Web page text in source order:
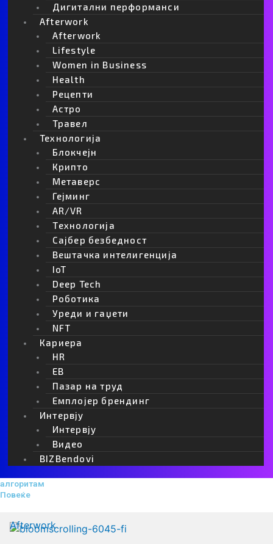
Дигитални перформанси
Afterwork
Afterwork
Lifestyle
Women in Business
Health
Рецепти
Астро
Травел
Технологија
Блокчејн
Крипто
Метаверс
Гејминг
AR/VR
Tехнологија
Сајбер безбедност
Вештачка интелигенција
IoT
Deep Tech
Роботика
Уреди и гаџети
NFT
Кариера
HR
EB
Пазар на труд
Емплојер брендинг
Интервју
Интервју
Видео
BIZBendovi
алгоритам
Повеќе
Afterwork